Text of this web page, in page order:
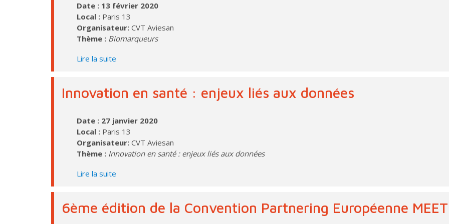
Date : 13 février 2020
Local : Paris 13
Organisateur: CVT Aviesan
Thème : Biomarqueurs
Lire la suite
Innovation en santé : enjeux liés aux données
Date : 27 janvier 2020
Local : Paris 13
Organisateur: CVT Aviesan
Thème : Innovation en santé : enjeux liés aux données
Lire la suite
6ème édition de la Convention Partnering Européenne